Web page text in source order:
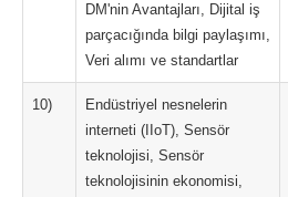
DM'nin Avantajları, Dijital iş
parçacığında bilgi paylaşımı,
Veri alımı ve standartlar
10)
Endüstriyel nesnelerin
interneti (IIoT), Sensör
teknolojisi, Sensör
teknolojisinin ekonomisi,